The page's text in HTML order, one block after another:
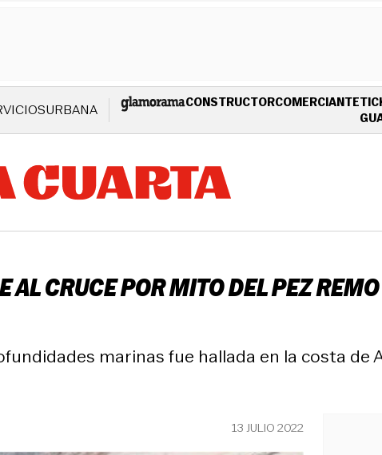
URBANA CONSTRUCTORCOMERCIANTE
AL CRUCE POR MITO DEL PEZ
marinas fue hallada en la costa de
13 JULIO 2022